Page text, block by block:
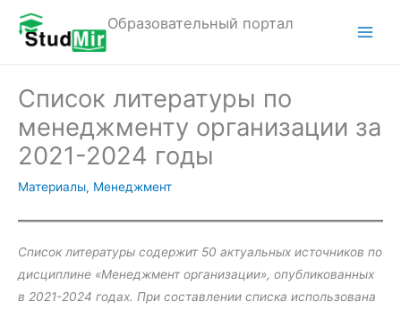
Перейти
содержимому
Образовательный портал
e
n
u
Список литературы по
менеджменту организации за
2021-2024 годы
Материалы, Менеджмент
Список литературы содержит 50 актуальных источников по
дисциплине «Менеджмент организации», опубликованных
в 2021-2024 годах. При составлении списка использована